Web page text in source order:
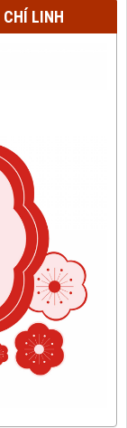
CHÍ LINH